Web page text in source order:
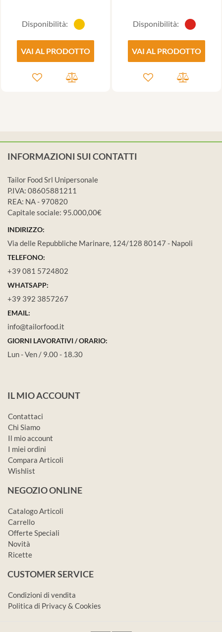
Disponibilità:
VAI AL PRODOTTO
Disponibilità:
VAI AL PRODOTTO
INFORMAZIONI SUI CONTATTI
Tailor Food Srl Unipersonale
P.IVA: 08605881211
REA: NA - 970820
Capitale sociale: 95.000,00€
INDIRIZZO:
Via delle Repubbliche Marinare, 124/128 80147 - Napoli
TELEFONO:
+39 081 5724802
WHATSAPP:
+39 392 3857267
EMAIL:
info@tailorfood.it
GIORNI LAVORATIVI / ORARIO:
Lun - Ven / 9.00 - 18.30
IL MIO ACCOUNT
Contattaci
Chi Siamo
Il mio account
I miei ordini
Compara Articoli
Wishlist
NEGOZIO ONLINE
Catalogo Articoli
Carrello
Offerte Speciali
Novità
Ricette
CUSTOMER SERVICE
Condizioni di vendita
Politica di Privacy & Cookies